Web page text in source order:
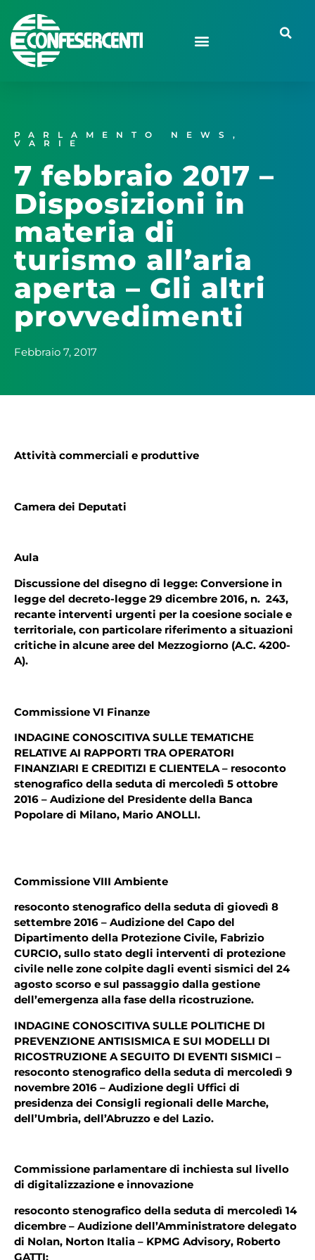
PARLAMENTO NEWS ,
VARIE
7 febbraio 2017 –
Disposizioni in
materia di
turismo all’aria
aperta – Gli altri
provvedimenti
Febbraio 7, 2017
Attività commerciali e produttive
Camera dei Deputati
Aula
Discussione del disegno di legge: Conversione in
legge del decreto-legge 29 dicembre 2016, n. 243,
recante interventi urgenti per la coesione sociale e
territoriale, con particolare riferimento a situazioni
critiche in alcune aree del Mezzogiorno (A.C. 4200-
A).
Commissione VI Finanze
INDAGINE CONOSCITIVA SULLE TEMATICHE
RELATIVE AI RAPPORTI TRA OPERATORI
FINANZIARI E CREDITIZI E CLIENTELA – resoconto
stenografico della seduta di mercoledì 5 ottobre
2016 – Audizione del Presidente della Banca
Popolare di Milano, Mario ANOLLI.
Commissione VIII Ambiente
resoconto stenografico della seduta di giovedì 8
settembre 2016 – Audizione del Capo del
Dipartimento della Protezione Civile, Fabrizio
CURCIO, sullo stato degli interventi di protezione
civile nelle zone colpite dagli eventi sismici del 24
agosto scorso e sul passaggio dalla gestione
dell’emergenza alla fase della ricostruzione.
INDAGINE CONOSCITIVA SULLE POLITICHE DI
PREVENZIONE ANTISISMICA E SUI MODELLI DI
RICOSTRUZIONE A SEGUITO DI EVENTI SISMICI –
resoconto stenografico della seduta di mercoledì 9
novembre 2016 – Audizione degli Uffici di
presidenza dei Consigli regionali delle Marche,
dell’Umbria, dell’Abruzzo e del Lazio.
Commissione parlamentare di inchiesta sul livello
di digitalizzazione e innovazione
resoconto stenografico della seduta di mercoledì 14
dicembre – Audizione dell’Amministratore delegato
di Nolan, Norton Italia – KPMG Advisory, Roberto
GATTI;